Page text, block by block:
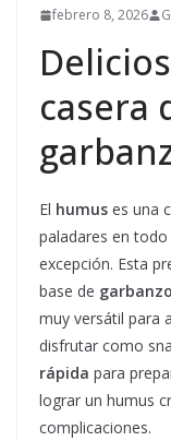
febrero 8, 2026
casera
El humus es una
paladares en
excepción. Esta
base de
muy versátil para
disfrutar como
rápida para
lograr un humus
complicaciones.